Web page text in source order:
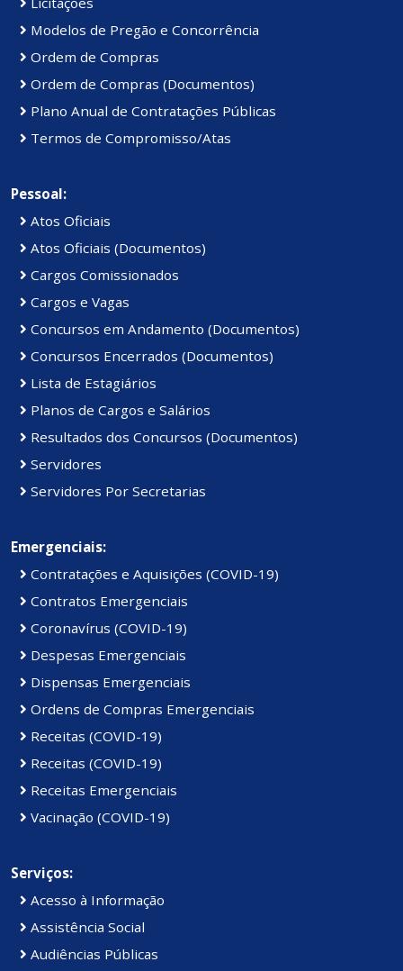
Modelos de Pregão e Concorrência
Ordem de Compras
Ordem de Compras (Documentos)
Plano Anual de Contratações Públicas
Termos de Compromisso/Atas
Pessoal:
Atos Oficiais
Atos Oficiais (Documentos)
Cargos Comissionados
Cargos e Vagas
Concursos em Andamento (Documentos)
Concursos Encerrados (Documentos)
Lista de Estagiários
Planos de Cargos e Salários
Resultados dos Concursos (Documentos)
Servidores
Servidores Por Secretarias
Emergenciais:
Contratações e Aquisições (COVID-19)
Contratos Emergenciais
Coronavírus (COVID-19)
Despesas Emergenciais
Dispensas Emergenciais
Ordens de Compras Emergenciais
Receitas (COVID-19)
Receitas (COVID-19)
Receitas Emergenciais
Vacinação (COVID-19)
Serviços:
Acesso à Informação
Assistência Social
Audiências Públicas